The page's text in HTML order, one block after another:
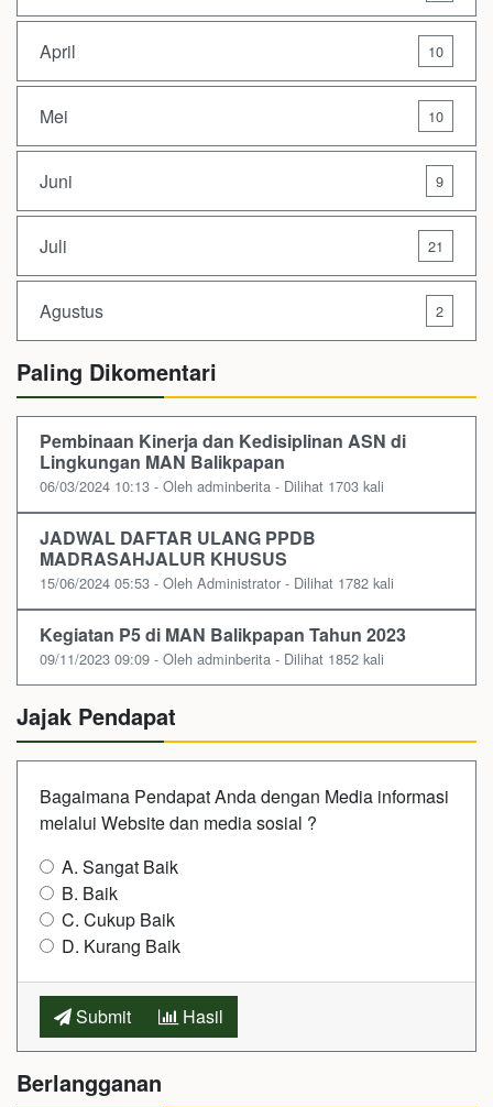
April 10
Mei 10
Juni 9
Juli 21
Agustus 2
Paling Dikomentari
Pembinaan Kinerja dan Kedisiplinan ASN di
Lingkungan MAN Balikpapan
06/03/2024 10:13 - Oleh adminberita - Dilihat 1703 kali
JADWAL DAFTAR ULANG PPDB
MADRASAHJALUR KHUSUS
15/06/2024 05:53 - Oleh Administrator - Dilihat 1782 kali
Kegiatan P5 di MAN Balikpapan Tahun 2023
09/11/2023 09:09 - Oleh adminberita - Dilihat 1852 kali
Jajak Pendapat
Bagaimana Pendapat Anda dengan Media informasi
melalui Website dan media sosial ?
A. Sangat Baik
B. Baik
C. Cukup Baik
D. Kurang Baik
Submit Hasil
Berlangganan